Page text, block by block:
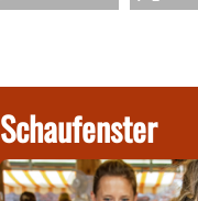
Schaufenster